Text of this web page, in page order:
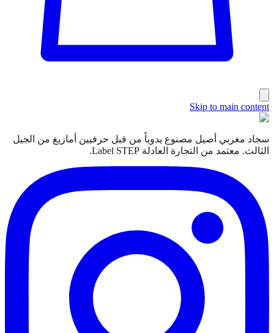
Skip to main content
سجاد مغربي أصيل مصنوع يدوياً من قبل حرفيين أمازيغ من الجيل
الثالث. معتمد من التجارة العادلة Label STEP.